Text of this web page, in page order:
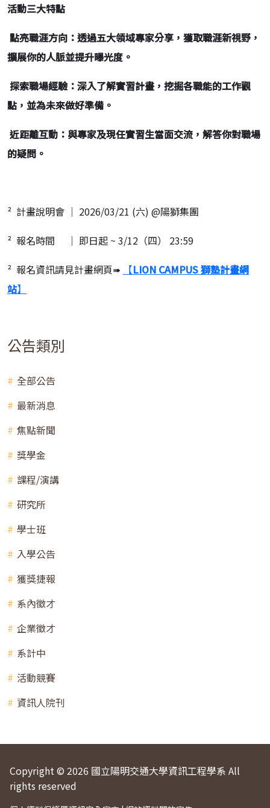
活動三大特點
點亮職涯方向：透過五大領域專家分享，獲取職涯新視野，
擴展你的人脈並提升曝光度。
探索職場經驗：深入了解實習計畫，挖掘各職能的工作觀
點，並為未來做好準備。
近距離互動：與專家及現任實習生當面交流，解答你對職場
的疑問。
² 計畫說明會 ｜ 2026/03/21 (六) @陽獅集團
² 報名時間 ｜ 即日起 ~ 3/12（四） 23:59
² 報名資訊請見計畫網頁➠ 【LION CAMPUS獅塾計畫網
站】
公告類別
全部公告
最新消息
焦點新聞
獎學金
課程/演講
研究所
學士班
入學公告
獲獎捷報
系內徵才
企業徵才
系計中
活動競賽
資訊人院刊
Copyright © 2026 國立陽明交通大學資訊工程學系 All
rights reserved